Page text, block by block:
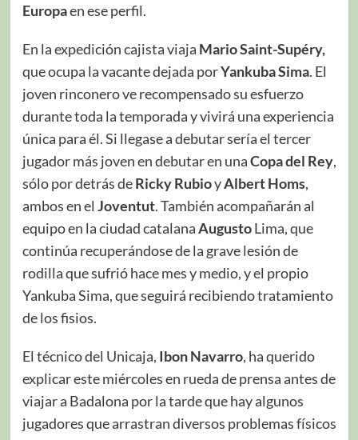
Europaen ese perfil.
En la expedición cajista viaja Mario Saint-Supéry,
que ocupa la vacante dejada porYankuba Sima. El
joven rinconero ve recompensado su esfuerzo
durante toda la temporada y vivirá una experiencia
única para él. Si llegase a debutar sería el tercer
jugador más joven en debutar en unaCopadel Rey,
sólo por detrás deRicky RubioyAlbert Homs,
ambos en el Joventut. También acompañarán al
equipo en la ciudad catalanaAugustoLima, que
continúa recuperándose de la grave lesión de
rodilla que sufrió hace mes y medio, y el propio
Yankuba Sima, que seguirá recibiendo tratamiento
de los fisios.
El técnico del Unicaja, Ibon Navarro, ha querido
explicar este miércoles en rueda de prensa antes de
viajar a Badalona por la tarde que hay algunos
jugadores que arrastran diversos problemas físicos